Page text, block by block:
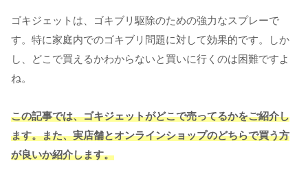
ゴキジェットは、ゴキブリ駆除のための強力なスプレーで
す。特に家庭内でのゴキブリ問題に対して効果的です。しか
し、どこで買えるかわからないと買いに行くのは困難ですよ
ね。
この記事では、ゴキジェットがどこで売ってるかをご紹介し
ます。また、実店舗とオンラインショップのどちらで買う方
が良いか紹介します。